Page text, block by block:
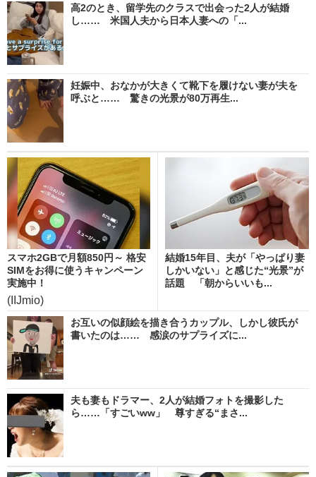
高2のとき、留学先のクラスで出会った2人が結婚
し…… 米国人夫から日本人妻への「...
妊娠中、おなかが大きくて靴下を履けない妻が夫を
呼ぶと…… 驚きの光景が80万再生...
スマホ2GBで月額850円～ 格安
SIMをお得に使うキャンペーン
実施中！
(IIJmio)
結婚15年目、夫が「やっぱり妻
しかいない」と感じた“光景”が
話題 「朝からいいも...
お互いの似顔絵を描き合うカップル、しかし彼氏が
書いたのは…… 感涙のサプライズに...
夫も妻もドラマー、2人が結婚フォトを撮影した
ら……「すごいww」 尊すぎる“まさ...